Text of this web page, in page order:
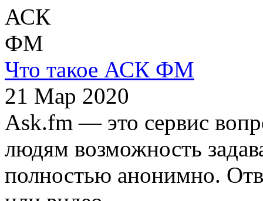
Что такое АСК ФМ
21 Мар 2020
Ask.fm — это сервис
людям возможность
полностью анонимно.